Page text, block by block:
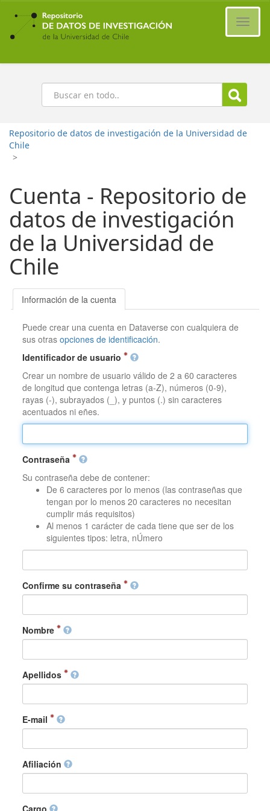
Ir
contenido
principal
Buscar
Repositorio de datos de investigación de la Universidad de
Chile
>
Cuenta - Repositorio de
datos de investigación
de la Universidad de
Chile
Información de la cuenta
Puede crear una cuenta en Dataverse con cualquiera de
sus otrasopciones de identificación.
Identificador de usuario
Crear un nombre de usuario válido de 2 a 60 caracteres
de longitud que contenga letras (a-Z), números (0-9),
rayas (-), subrayados (_), y puntos (.) sin caracteres
acentuados ni eñes.
Contraseña
Su contraseña debe de contener:
De 6 caracteres por lo menos (las contraseñas que
tengan por lo menos 20 caracteres no necesitan
cumplir más requisitos)
Al menos 1 carácter de cada tiene que ser de los
siguientes tipos: letra, nÚmero
Confirme su contraseña
Nombre
Apellidos
E-mail
Afiliación
Cargo